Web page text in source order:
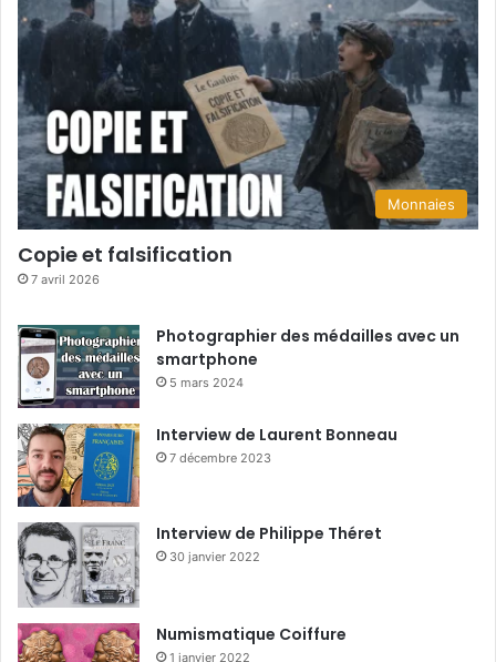
Monnaies
Copie et falsification
7 avril 2026
Photographier des médailles avec un
smartphone
5 mars 2024
Interview de Laurent Bonneau
7 décembre 2023
Interview de Philippe Théret
30 janvier 2022
Numismatique Coiffure
1 janvier 2022